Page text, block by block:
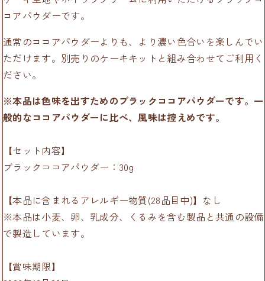
コアパウダーです。
通常のココアパウダーよりも、より濃い色合いを楽しんでい
ただけます。別売りのケーキキットと組み合わせてご利用く
ださい。
※本品は色味を出すためのブラックココアパウダーです。一
般的なココアパウダーに比べ、風味は控えめです。
【セット内容】
ブラックココアパウダー：30g
【本品に含まれるアレルギー物質(28品目中)】なし
※本品は小麦、卵、乳成分、くるみを含む製品と共通の設備
で製造しています。
【賞味期限】